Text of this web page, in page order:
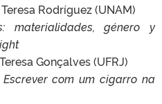
Rodríguez (UNAM)
materialidades, género y
Gonçalves (UFRJ)
com um cigarro na